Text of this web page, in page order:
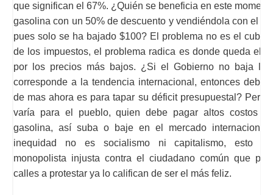
que significan el 67%. ¿Quién se beneficia en este
gasolina con un 50% de descuento y vendiéndola con el
pues solo se ha bajado $100? El problema no es el
de los impuestos, el problema radica es donde queda el
por los precios más bajos. ¿Si el Gobierno no baja los
corresponde a la tendencia internacional, entonces debe
de mas ahora es para tapar su déficit presupuestal? Pero
varía para el pueblo, quien debe pagar altos costos
gasolina, así suba o baje en el mercado
inequidad no es socialismo ni capitalismo, esto
monopolista injusta contra el ciudadano común que
calles a protestar ya lo califican de ser el más feliz.